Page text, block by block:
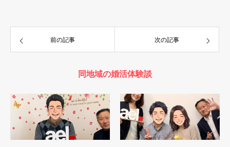
前の記事 次の記事
同地域の婚活体験談